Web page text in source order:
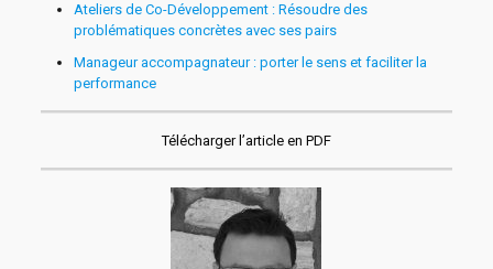
Ateliers de Co-Développement : Résoudre des
problématiques concrètes avec ses pairs
Manageur accompagnateur : porter le sens et faciliter la
performance
Télécharger l’article en PDF